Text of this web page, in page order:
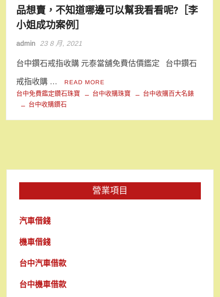
品想賣，不知道哪邊可以幫我看看呢?［李
小姐成功案例］
admin 23 8 月, 2021
台中鑽石戒指收購 元泰當舖免費估價鑑定 台中鑽石
戒指收購 … READ MORE
台中免費鑑定鑽石珠寶 台中收購珠寶
台中收購百大名錶
台中收購鑽石
營業項目
汽車借錢
機車借錢
台中汽車借款
台中機車借款